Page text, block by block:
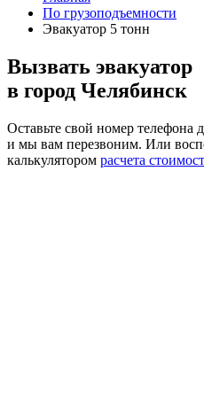
По грузоподъемности
Эвакуатор 5 тонн
Вызвать эвакуатор
в город Челябинск
Оставьте свой номер телефона
и мы вам перезвоним. Или
калькулятором расчета